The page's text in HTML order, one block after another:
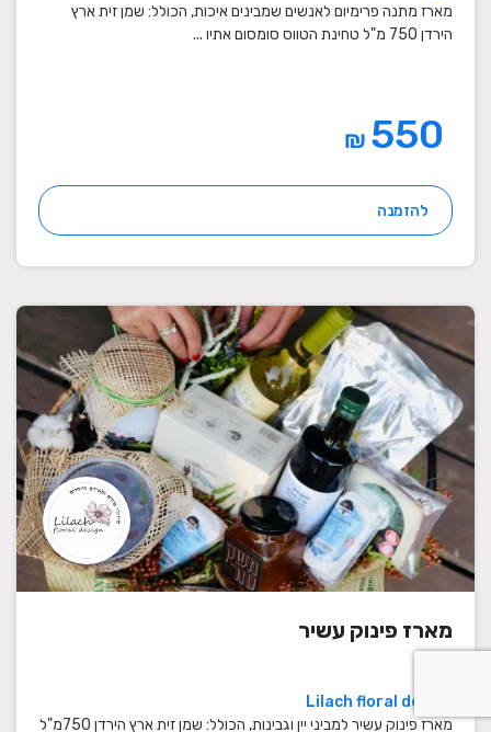
מארז מתנה פרימיום לאנשים שמבינים איכות, הכולל: שמן זית ארץ
הירדן 750 מ"ל טחינת הטווס סומסום אתיו ...
₪
להזמנה
מארז פינוק עשיר
Lilach floral design
מארז פינוק עשיר למביני יין וגבינות, הכולל: שמן זית ארץ הירדן 750מ"ל